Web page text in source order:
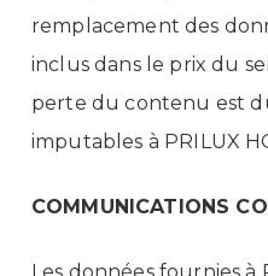
remplacement des
inclus dans le prix du
perte du contenu est
imputables à PRILUX
COMMUNICATIONS